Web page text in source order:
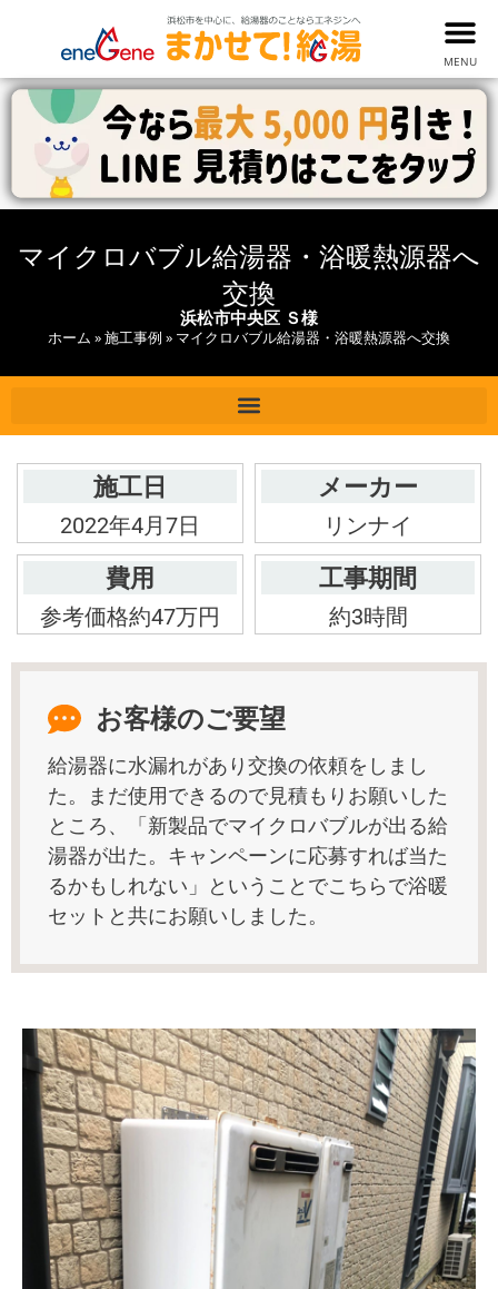
MENU
マイクロバブル給湯器・浴暖熱源器へ
交換
浜松市中央区 Ｓ様
ホーム »施工事例 » マイクロバブル給湯器・浴暖熱源器へ交換
施工日
2022年4月7日
メーカー
リンナイ
費用
参考価格約47万円
工事期間
約3時間
お客様のご要望
給湯器に水漏れがあり交換の依頼をしまし
た。まだ使用できるので見積もりお願いした
ところ、「新製品でマイクロバブルが出る給
湯器が出た。キャンペーンに応募すれば当た
るかもしれない」ということでこちらで浴暖
セットと共にお願いしました。